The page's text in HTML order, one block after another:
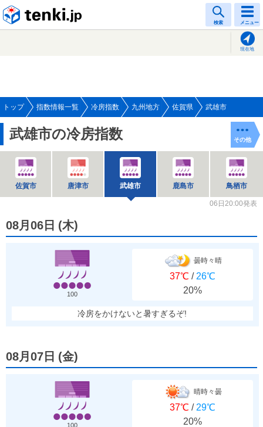
検索 メニュー
現在地
トップ 指数情報一覧 冷房指数 九州地方 佐賀県 武雄市
武雄市の冷房指数
佐賀市 唐津市 武雄市 鹿島市 鳥栖市
その他
06日20:00発表
08月06日 (木)
100
曇時々晴
37℃ / 26℃
20%
冷房をかけないと暑すぎるぞ!
08月07日 (金)
100
晴時々曇
37℃ / 29℃
20%